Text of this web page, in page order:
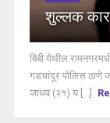
शुल्लक
बिबी येथील
गडचांदूर पोलिस ठाणे
जाधव (२१) य [...]